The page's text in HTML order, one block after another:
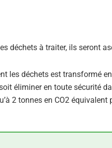
déchets à traiter, ils seront
les déchets est transformé
éliminer en toute sécurité
2 tonnes en CO2